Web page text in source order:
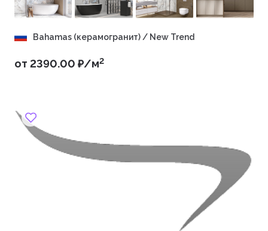
Bahamas (керамогранит) / New Trend
от 2390.00 ₽/м2